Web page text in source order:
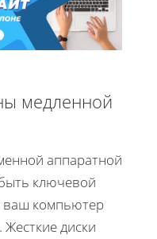
медленной
аппаратной
ключевой
ваш компьютер
Жесткие диски